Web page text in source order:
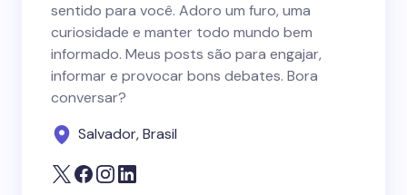
sentido para você. Adoro um furo, uma
curiosidade e manter todo mundo bem
informado. Meus posts são para engajar,
informar e provocar bons debates. Bora
conversar?
Salvador, Brasil